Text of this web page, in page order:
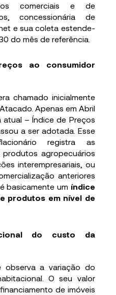
comerciais e de
concessionária de
e sua coleta estende-
do mês de referência.
ao consumidor
chamado inicialmente
Apenas em Abril
atual – Índice de Preços
a ser adotada. Esse
registra as
agropecuários
interempresariais, ou
anteriores
basicamente um índice
produtos em nível de
do custo da
observa a variação do
O seu valor
de imóveis